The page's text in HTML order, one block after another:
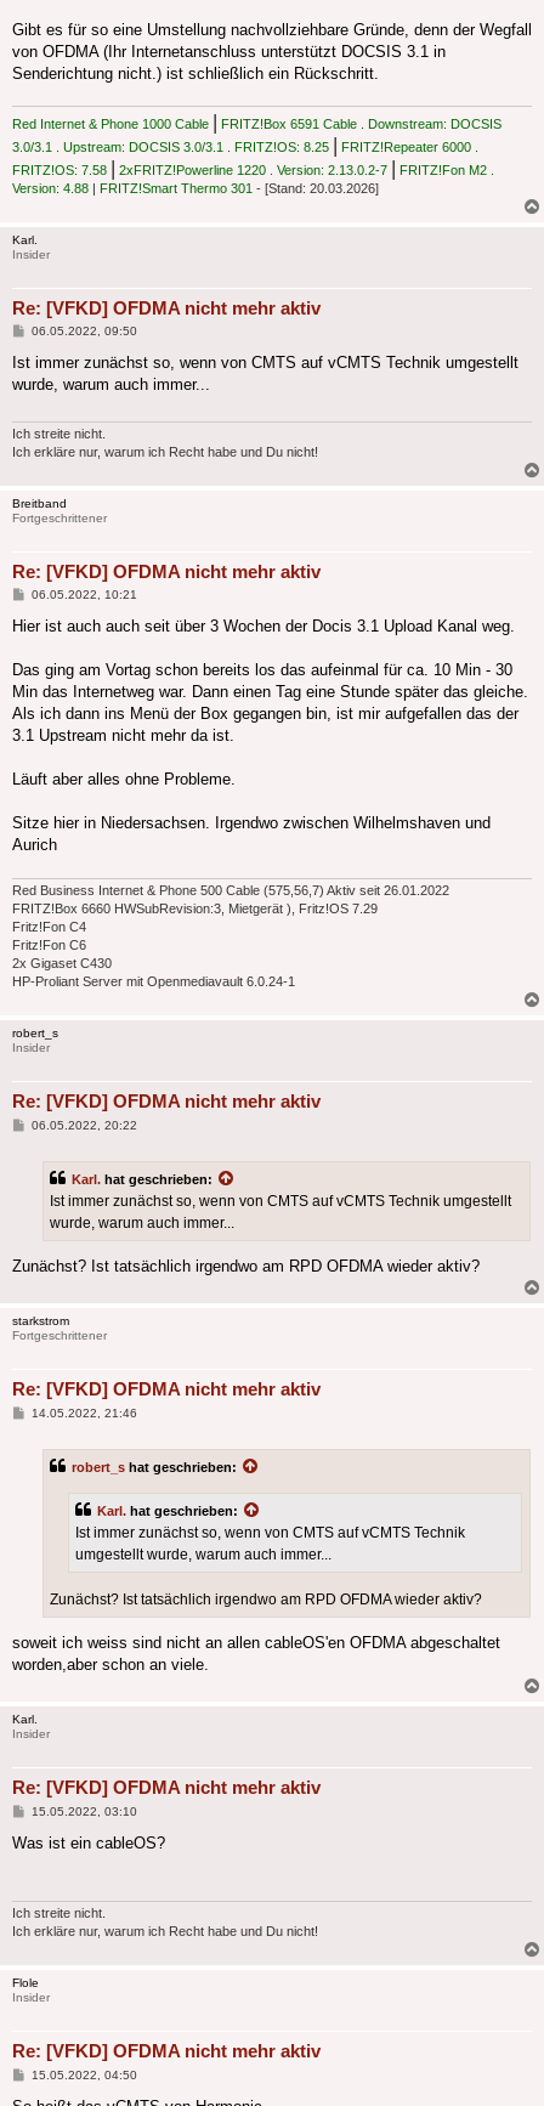
Gibt es für so eine Umstellung nachvollziehbare Gründe, denn der Wegfall
von OFDMA (Ihr Internetanschluss unterstützt DOCSIS 3.1 in
Senderichtung nicht.) ist schließlich ein Rückschritt.
Red Internet & Phone 1000 Cable | FRITZ!Box 6591 Cable . Downstream: DOCSIS
3.0/3.1 . Upstream: DOCSIS 3.0/3.1 . FRITZ!OS: 8.25 | FRITZ!Repeater 6000 .
FRITZ!OS: 7.58 | 2xFRITZ!Powerline 1220 . Version: 2.13.0.2-7 | FRITZ!Fon M2 .
Version: 4.88 | FRITZ!Smart Thermo 301 - [Stand: 20.03.2026]
Karl.
Insider
Re: [VFKD] OFDMA nicht mehr aktiv
Beitrag
06.05.2022, 09:50
Ist immer zunächst so, wenn von CMTS auf vCMTS Technik umgestellt
wurde, warum auch immer...
Ich streite nicht.
Ich erkläre nur, warum ich Recht habe und Du nicht!
Breitband
Fortgeschrittener
Re: [VFKD] OFDMA nicht mehr aktiv
Beitrag
06.05.2022, 10:21
Hier ist auch auch seit über 3 Wochen der Docis 3.1 Upload Kanal weg.
Das ging am Vortag schon bereits los das aufeinmal für ca. 10 Min - 30
Min das Internetweg war. Dann einen Tag eine Stunde später das gleiche.
Als ich dann ins Menü der Box gegangen bin, ist mir aufgefallen das der
3.1 Upstream nicht mehr da ist.
Läuft aber alles ohne Probleme.
Sitze hier in Niedersachsen. Irgendwo zwischen Wilhelmshaven und
Aurich
Red Business Internet & Phone 500 Cable (575,56,7) Aktiv seit 26.01.2022
FRITZ!Box 6660 HWSubRevision:3, Mietgerät ), Fritz!OS 7.29
Fritz!Fon C4
Fritz!Fon C6
2x Gigaset C430
HP-Proliant Server mit Openmediavault 6.0.24-1
robert_s
Insider
Re: [VFKD] OFDMA nicht mehr aktiv
Beitrag
06.05.2022, 20:22
Karl. hat geschrieben:
Ist immer zunächst so, wenn von CMTS auf vCMTS Technik umgestellt
wurde, warum auch immer...
Zunächst? Ist tatsächlich irgendwo am RPD OFDMA wieder aktiv?
starkstrom
Fortgeschrittener
Re: [VFKD] OFDMA nicht mehr aktiv
Beitrag
14.05.2022, 21:46
robert_s hat geschrieben:
Karl. hat geschrieben:
Ist immer zunächst so, wenn von CMTS auf vCMTS Technik
umgestellt wurde, warum auch immer...
Zunächst? Ist tatsächlich irgendwo am RPD OFDMA wieder aktiv?
soweit ich weiss sind nicht an allen cableOS'en OFDMA abgeschaltet
worden,aber schon an viele.
Karl.
Insider
Re: [VFKD] OFDMA nicht mehr aktiv
Beitrag
15.05.2022, 03:10
Was ist ein cableOS?
Ich streite nicht.
Ich erkläre nur, warum ich Recht habe und Du nicht!
Flole
Insider
Re: [VFKD] OFDMA nicht mehr aktiv
Beitrag
15.05.2022, 04:50